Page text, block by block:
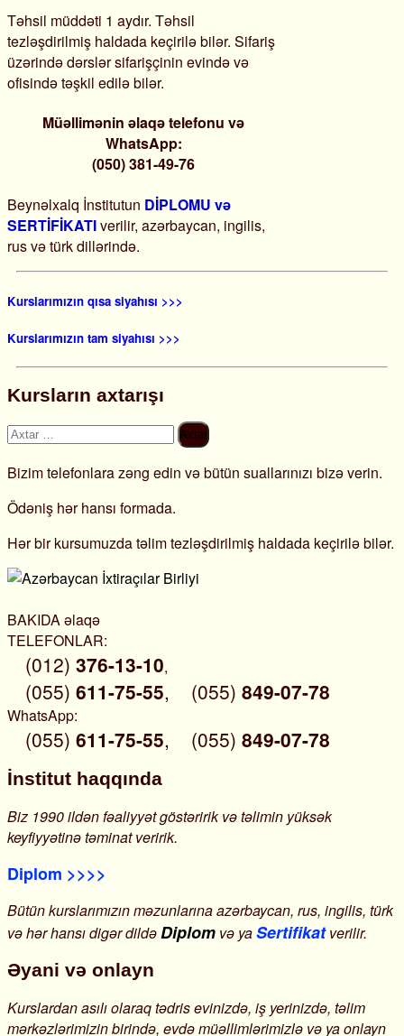
Təhsil müddəti 1 aydır. Təhsil
tezləşdirilmiş haldada keçirilə bilər. Sifariş
üzərində dərslər sifarişçinin evində və
ofisində təşkil edilə bilər.
Müəllimənin əlaqə telefonu və
WhatsApp:
(050) 381-49-76
Beynəlxalq İnstitutun DİPLOMU və
SERTİFİKATIverilir, azərbaycan, ingilis,
rus və türk dillərində.
Kurslarımızın qısa siyahısı >>>
Kurslarımızın tam siyahısı >>>
Kursların axtarışı
Axtarış:
Bizim telefonlara zəng edin və bütün suallarınızı bizə verin.
Ödəniş hər hansı formada.
Hər bir kursumuzda təlim tezləşdirilmiş haldada keçirilə bilər.
BAKIDA əlaqə
TELEFONLAR:
(012) 376-13-10,
(055) 611-75-55, (055) 849-07-78
WhatsApp:
(055) 611-75-55, (055) 849-07-78
İnstitut haqqında
Biz 1990 ildən fəaliyyət göstəririk və təlimin yüksək
keyfiyyətinə təminat veririk.
Diplom >>>>
Bütün kurslarımızın məzunlarına azərbaycan, rus, ingilis, türk
və hər hansı digər dildəDiplom və yaSertifikatverilir.
Əyani və onlayn
Kurslardan asılı olaraq tədris evinizdə, iş yerinizdə, təlim
mərkəzlərimizin birində, evdə müəllimlərimizlə və ya onlayn